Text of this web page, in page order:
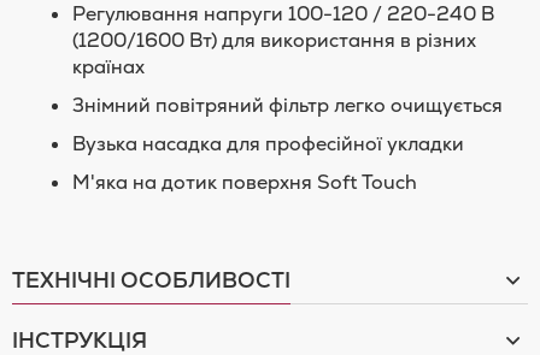
Регулювання напруги 100-120 / 220-240 В
(1200/1600 Вт) для використання в різних
країнах
Знімний повітряний фільтр легко очищується
Вузька насадка для професійної укладки
М'яка на дотик поверхня Soft Touch
ТЕХНІЧНІ ОСОБЛИВОСТІ
ІНСТРУКЦІЯ